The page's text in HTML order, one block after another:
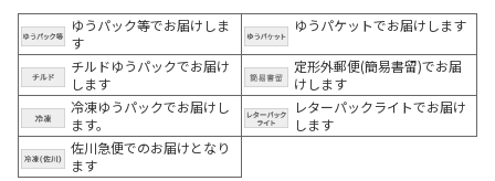
ゆうパック等でお届けしま
す
ゆうパケットでお届けします
チルドゆうパックでお届け
します
定形外郵便(簡易書留)でお届
けします
冷凍ゆうパックでお届けし
ます。
レターパックライトでお届け
します
佐川急便でのお届けとなり
ます